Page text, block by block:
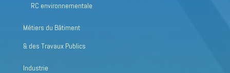
RC environnementale
Métiers du Bâtiment
& des Travaux Publics
Industrie